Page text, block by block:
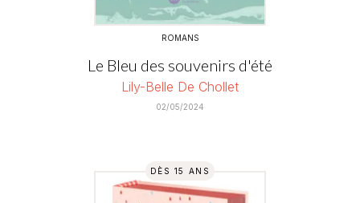
ROMANS
Le Bleu des souvenirs d'été
Lily-Belle De Chollet
02/05/2024
DÈS 15 ANS